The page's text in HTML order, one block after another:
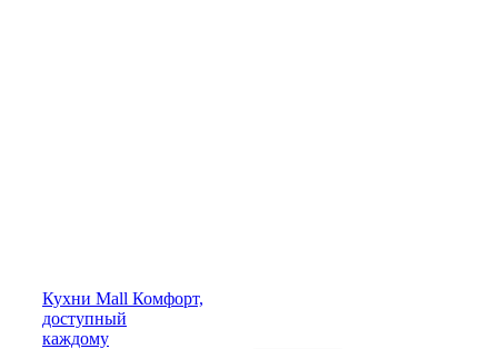
Кухни Mall Комфорт,
доступный
каждому